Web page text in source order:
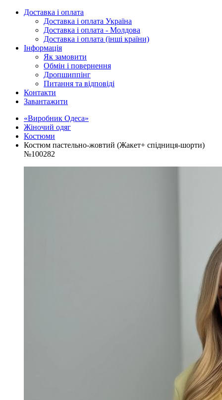
Доставка і оплата
Доставка і оплата Україна
Доставка і оплата - Молдова
Доставка і оплата (інші країни)
Інформація
Як замовити
Обмін і повернення
Дропшиппінг
Питання та відповіді
Контакти
Завантажити
«Виробник Одеса»
Жіночий одяг
Костюми
Костюм пастельно-жовтий (Жакет+ спідниця-шорти)
№100282